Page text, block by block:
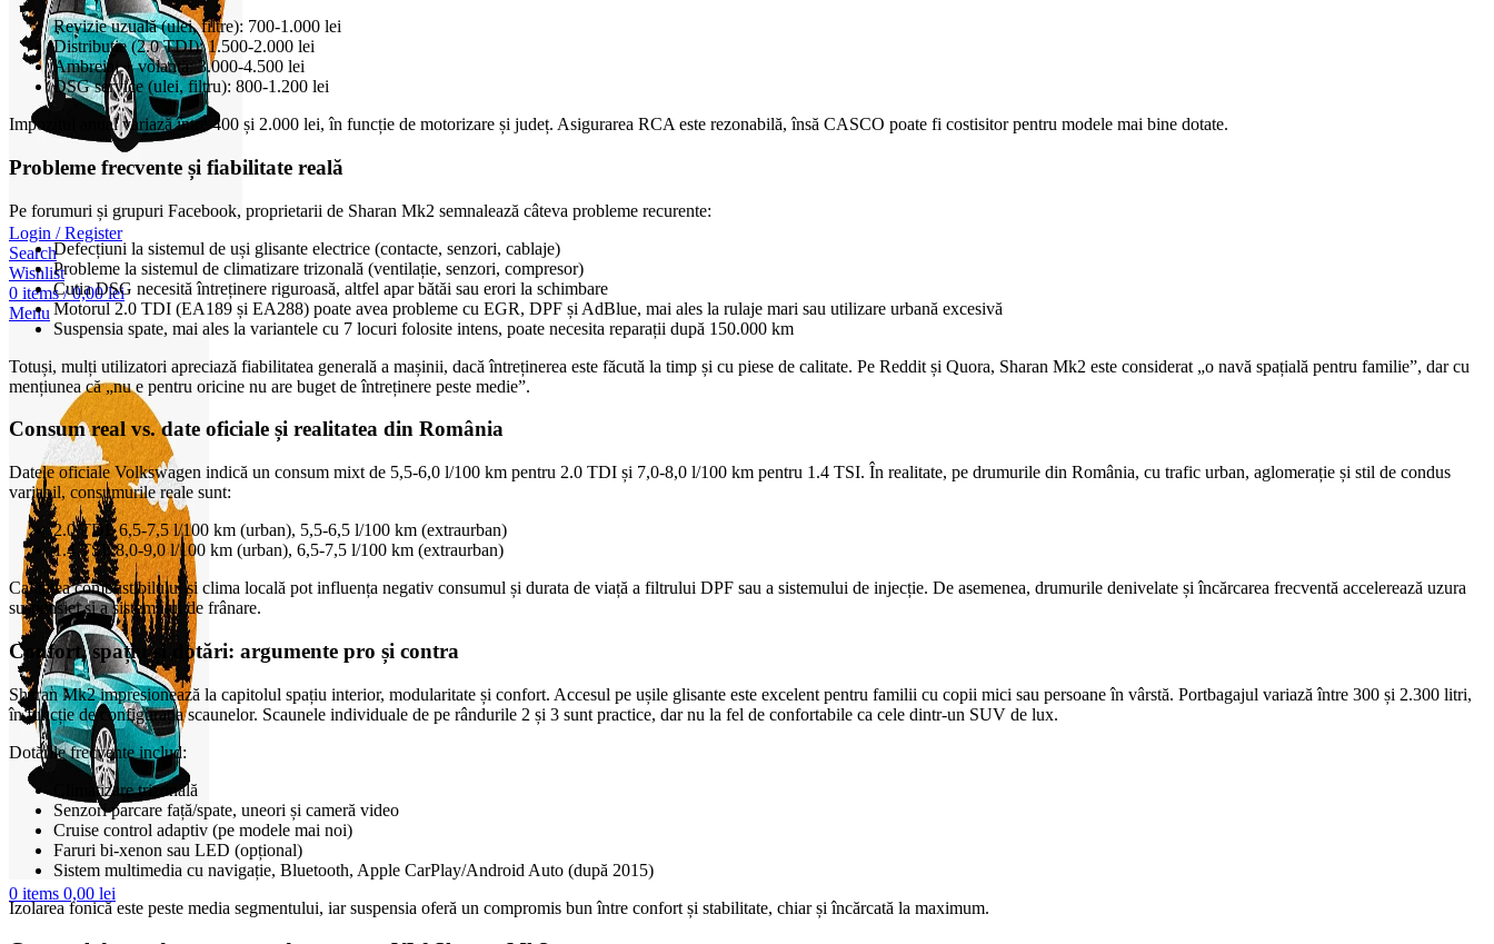
Login / Register
Search
Wishlist
0 items / 0,00lei
Menu
0 items 0,00 lei
Revizie uzuală (ulei, filtre): 700-1.000 lei
Distribuție (2.0 TDI): 1.500-2.000 lei
Ambreiaj + volantă: 3.000-4.500 lei
DSG service (ulei, filtru): 800-1.200 lei
Impozitul anual variază între 400 și 2.000 lei, în funcție de motorizare și județ. Asigurarea RCA este rezonabilă, însă CASCO poate fi costisitor pentru modele mai bine dotate.
Probleme frecvente și fiabilitate reală
Pe forumuri și grupuri Facebook, proprietarii de Sharan Mk2 semnalează câteva probleme recurente:
Defecțiuni la sistemul de uși glisante electrice (contacte, senzori, cablaje)
Probleme la sistemul de climatizare trizonală (ventilație, senzori, compresor)
Cutia DSG necesită întreținere riguroasă, altfel apar bătăi sau erori la schimbare
Motorul 2.0 TDI (EA189 și EA288) poate avea probleme cu EGR, DPF și AdBlue, mai ales la rulaje mari sau utilizare urbană excesivă
Suspensia spate, mai ales la variantele cu 7 locuri folosite intens, poate necesita reparații după 150.000 km
Totuși, mulți utilizatori apreciază fiabilitatea generală a mașinii, dacă întreținerea este făcută la timp și cu piese de calitate. Pe Reddit și Quora, Sharan Mk2 este considerat „o navă spațială pentru familie”, dar cu
mențiunea că „nu e pentru oricine nu are buget de întreținere peste medie”.
Consum real vs. date oficiale și realitatea din România
Datele oficiale Volkswagen indică un consum mixt de 5,5-6,0 l/100 km pentru 2.0 TDI și 7,0-8,0 l/100 km pentru 1.4 TSI. În realitate, pe drumurile din România, cu trafic urban, aglomerație și stil de condus
variabil, consumurile reale sunt:
2.0 TDI: 6,5-7,5 l/100 km (urban), 5,5-6,5 l/100 km (extraurban)
1.4 TSI: 8,0-9,0 l/100 km (urban), 6,5-7,5 l/100 km (extraurban)
Calitatea combustibilului și clima locală pot influența negativ consumul și durata de viață a filtrului DPF sau a sistemului de injecție. De asemenea, drumurile denivelate și încărcarea frecventă accelerează uzura
suspensiei și a sistemului de frânare.
Confort, spațiu și dotări: argumente pro și contra
Sharan Mk2 impresionează la capitolul spațiu interior, modularitate și confort. Accesul pe ușile glisante este excelent pentru familii cu copii mici sau persoane în vârstă. Portbagajul variază între 300 și 2.300 litri,
în funcție de configurația scaunelor. Scaunele individuale de pe rândurile 2 și 3 sunt practice, dar nu la fel de confortabile ca cele dintr-un SUV de lux.
Dotările frecvente includ:
Climatizare trizonală
Senzori parcare față/spate, uneori și cameră video
Cruise control adaptiv (pe modele mai noi)
Faruri bi-xenon sau LED (opțional)
Sistem multimedia cu navigație, Bluetooth, Apple CarPlay/Android Auto (după 2015)
Izolarea fonică este peste media segmentului, iar suspensia oferă un compromis bun între confort și stabilitate, chiar și încărcată la maximum.